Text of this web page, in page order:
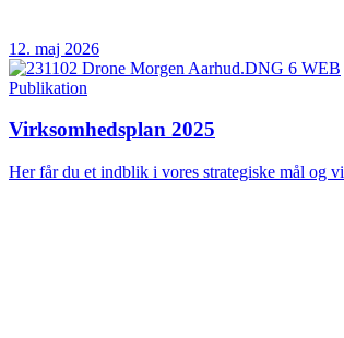
12. maj 2026
Publikation
Virksomhedsplan 2025
Her får du et indblik i vores strategiske mål og